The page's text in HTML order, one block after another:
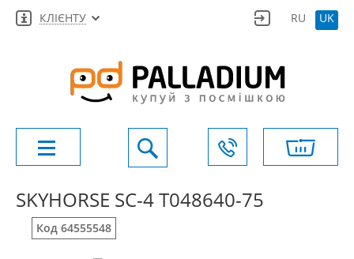
КЛІЄНТУ RU UK
SKYHORSE SC-4 T048640-75
Код 64555548